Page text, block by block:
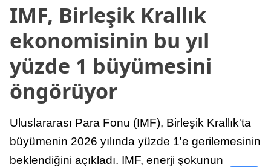
IMF, Birleşik Krallık
ekonomisinin bu yıl
yüzde 1 büyümesini
öngörüyor
Uluslararası Para Fonu (IMF), Birleşik Krallık'ta
büyümenin 2026 yılında yüzde 1'e gerilemesinin
beklendiğini açıkladı. IMF, enerji şokunun